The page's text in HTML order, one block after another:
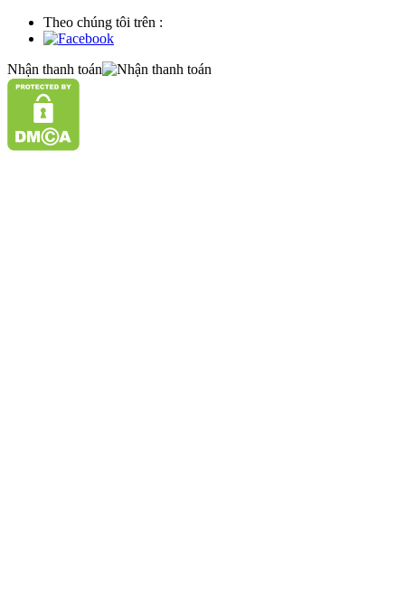
Theo chúng tôi trên :
Nhận thanh toán